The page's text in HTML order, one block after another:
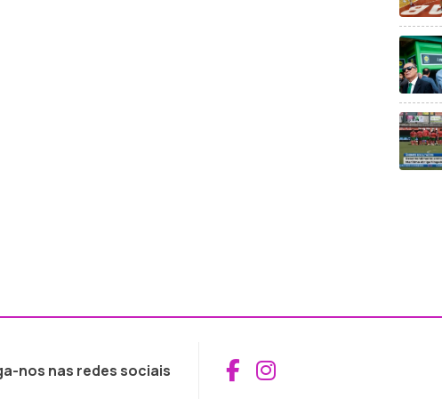
nos nas redes sociais Aceder ao
Aceder ao